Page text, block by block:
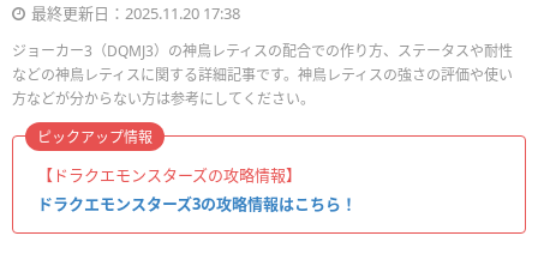
最終更新日：2025.11.20 17:38
ジョーカー3（DQMJ3）の神鳥レティスの配合での作り方、ステータスや耐性
などの神鳥レティスに関する詳細記事です。神鳥レティスの強さの評価や使い
方などが分からない方は参考にしてください。
【ドラクエモンスターズの攻略情報】
ドラクエモンスターズ3の攻略情報はこちら！
ピックアップ情報